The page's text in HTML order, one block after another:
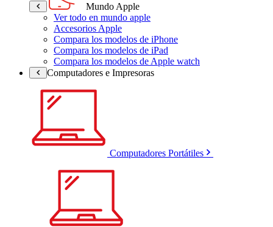
Mundo Apple
Ver todo en mundo apple
Accesorios Apple
Compara los modelos de iPhone
Compara los modelos de iPad
Compara los modelos de Apple watch
Computadores e Impresoras
Computadores Portátiles